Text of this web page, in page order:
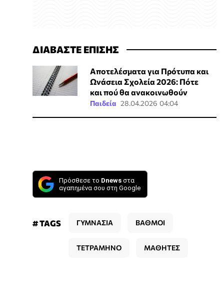
ΔΙΑΒΑΣΤΕ ΕΠΙΣΗΣ
Αποτελέσματα για Πρότυπα και
Ωνάσεια Σχολεία 2026: Πότε
και πού θα ανακοινωθούν
Παιδεία 28.04.2026 04:04
Πρόσθεσε το Dnews στα
αγαπημένα σου στη Google
# TAGS ΓΥΜΝΑΣΙΑ ΒΑΘΜΟΙ
ΤΕΤΡΑΜΗΝΟ ΜΑΘΗΤΕΣ